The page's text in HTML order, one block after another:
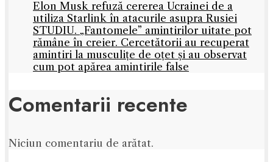
Elon Musk refuză cererea Ucrainei de a
utiliza Starlink în atacurile asupra Rusiei
STUDIU. „Fantomele” amintirilor uitate pot
rămâne în creier. Cercetătorii au recuperat
amintiri la musculițe de oțet și au observat
cum pot apărea amintirile false
Comentarii recente
Niciun comentariu de arătat.